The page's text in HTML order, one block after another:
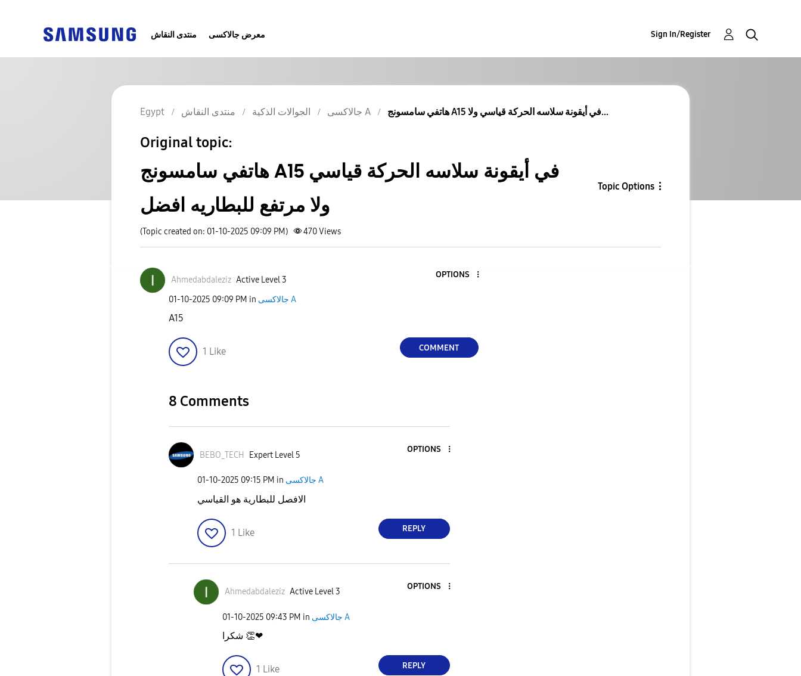
منتدى النقاش معرض جالاكسى Sign In/Register
Egypt منتدى النقاش الجوالات الذكية جالاكسى A هاتفي سامسونج A15 في أيقونة سلاسه الحركة قياسي ولا...
Original topic:
هاتفي سامسونج A15 في أيقونة سلاسه الحركة قياسي
ولا مرتفع للبطاريه افضل
Topic Options
(Topic created on: 01-10-2025 09:09 PM) 470Views
Ahmedabdaleziz Active Level 3
OPTIONS
‎01-10-2025 09:09 PM in جالاكسى A
A15
1 Like COMMENT
8 Comments
BEBO_TECH Expert Level 5
OPTIONS
‎01-10-2025 09:15 PM in جالاكسى A
الافصل للبطارية هو القياسي
1 Like REPLY
Ahmedabdaleziz Active Level 3
OPTIONS
‎01-10-2025 09:43 PM in جالاكسى A
👏❤
1 Like REPLY